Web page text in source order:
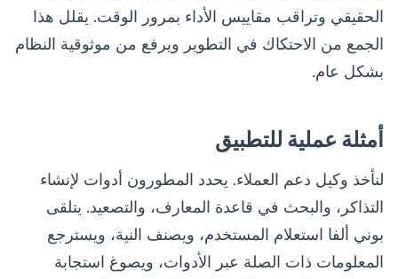
الحقيقي وتراقب مقاييس الأداء بمرور الوقت. يقلل هذا
الجمع من الاحتكاك في التطوير ويرفع من موثوقية النظام
بشكل عام.
أمثلة عملية للتطبيق
لنأخذ وكيل دعم العملاء. يحدد المطورون أدوات لإنشاء
التذاكر، والبحث في قاعدة المعارف، والتصعيد. يتلقى
بوني ألفا استعلام المستخدم، ويصنف النية، ويسترجع
المعلومات ذات الصلة عبر الأدوات، ويصوغ استجابة